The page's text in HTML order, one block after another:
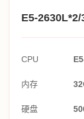
E5-2630L*2/
CPU
内存
硬盘